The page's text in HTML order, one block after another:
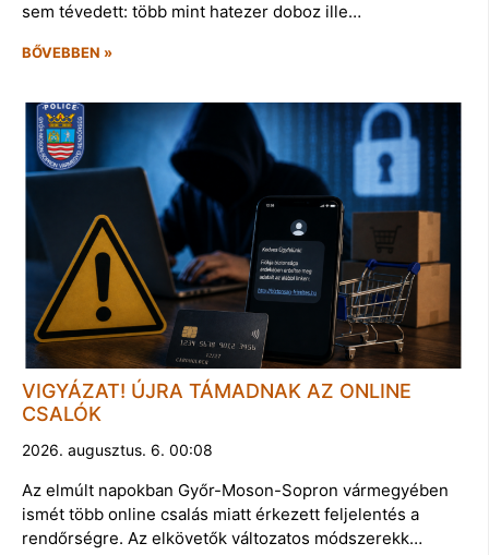
sem tévedett: több mint hatezer doboz ille…
BŐVEBBEN »
VIGYÁZAT! ÚJRA TÁMADNAK AZ ONLINE
CSALÓK
2026. augusztus. 6. 00:08
Az elmúlt napokban Győr-Moson-Sopron vármegyében
ismét több online csalás miatt érkezett feljelentés a
rendőrségre. Az elkövetők változatos módszerekk…